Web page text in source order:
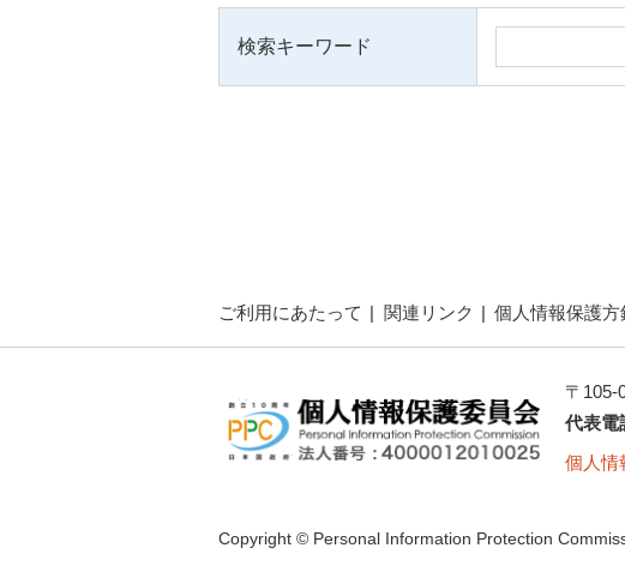
検索キーワード
ご利用にあたって 関連リンク 個人情報保護方
〒
代表電
個人情
Copyright © Personal Information Protection